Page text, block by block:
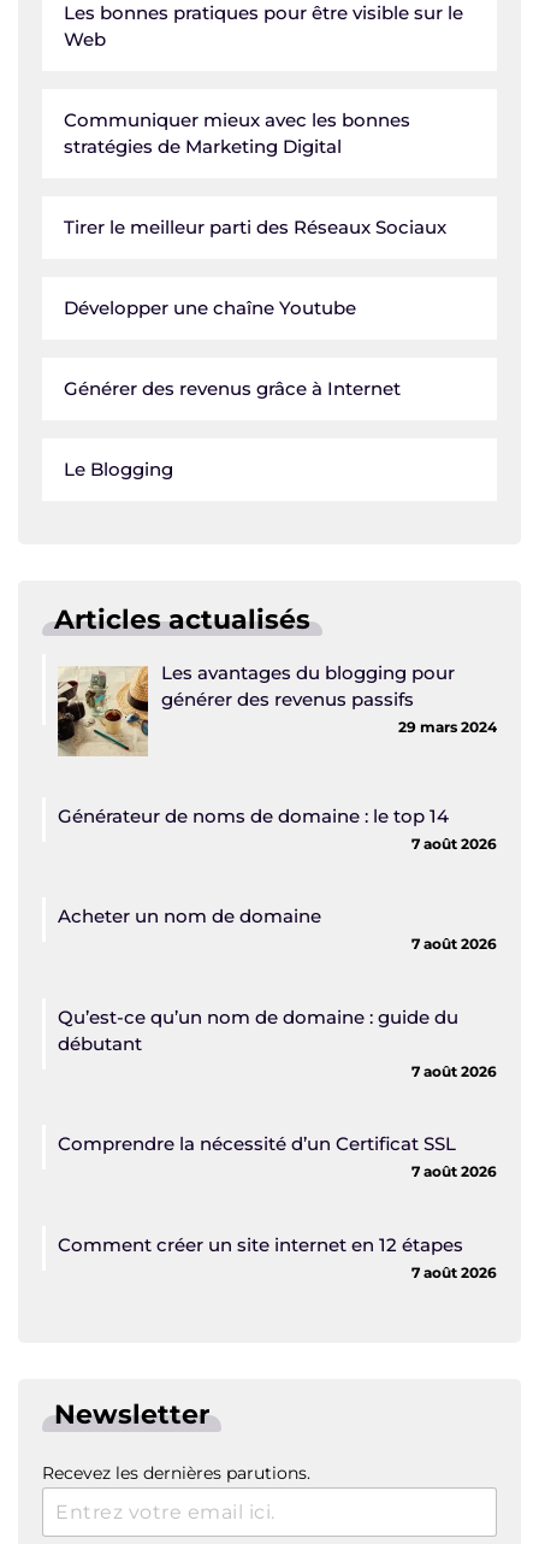
Les bonnes pratiques pour être visible sur le
Web
Communiquer mieux avec les bonnes
stratégies de Marketing Digital
Tirer le meilleur parti des Réseaux Sociaux
Développer une chaîne Youtube
Générer des revenus grâce à Internet
Le Blogging
Articles actualisés
Les avantages du blogging pour
générer des revenus passifs
29 mars 2024
Générateur de noms de domaine : le top 14
7 août 2026
Acheter un nom de domaine
7 août 2026
Qu’est-ce qu’un nom de domaine : guide du
débutant
7 août 2026
Comprendre la nécessité d’un Certificat SSL
7 août 2026
Comment créer un site internet en 12 étapes
7 août 2026
Newsletter
Recevez les dernières parutions.